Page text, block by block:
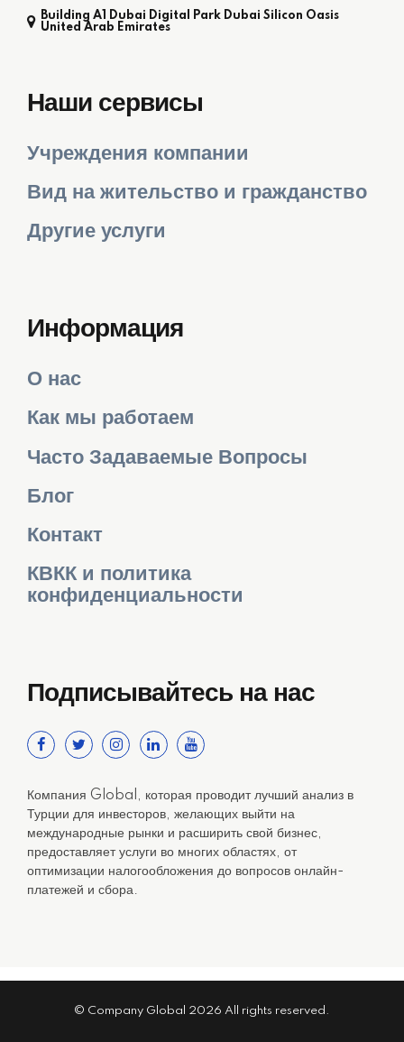
Building A1 Dubai Digital Park Dubai Silicon Oasis
United Arab Emirates
Наши сервисы
Учреждения компании
Вид на жительство и гражданство
Другие услуги
Информация
О нас
Как мы работаем
Часто Задаваемые Вопросы
Блог
Контакт
КВКК и политика
конфиденциальности
Подписывайтесь на нас
Компания Global, которая проводит лучший анализ в
Турции для инвесторов, желающих выйти на
международные рынки и расширить свой бизнес,
предоставляет услуги во многих областях, от
оптимизации налогообложения до вопросов онлайн-
платежей и сбора.
© Company Global 2026 All rights reserved.